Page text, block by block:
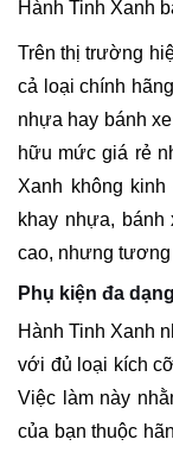
Hành Tinh Xanh
Trên thị trường
cả loại chính
nhựa hay bánh
hữu mức giá rẻ
Xanh không
khay nhựa, bánh
cao, nhưng
Phụ kiện đa
Hành Tinh Xanh
với đủ loại kích
Việc làm này
của bạn thuộc